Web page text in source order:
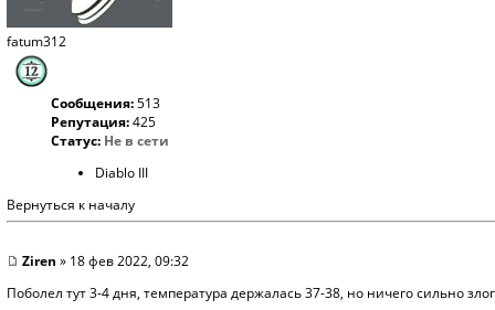
fatum312
Сообщения:513
Репутация:425
Статус: Не в сети
Diablo III
Вернуться к началу
Ziren » 18 фев 2022, 09:32
Поболел тут 3-4 дня, температура держалась 37-38, но ничего сильно